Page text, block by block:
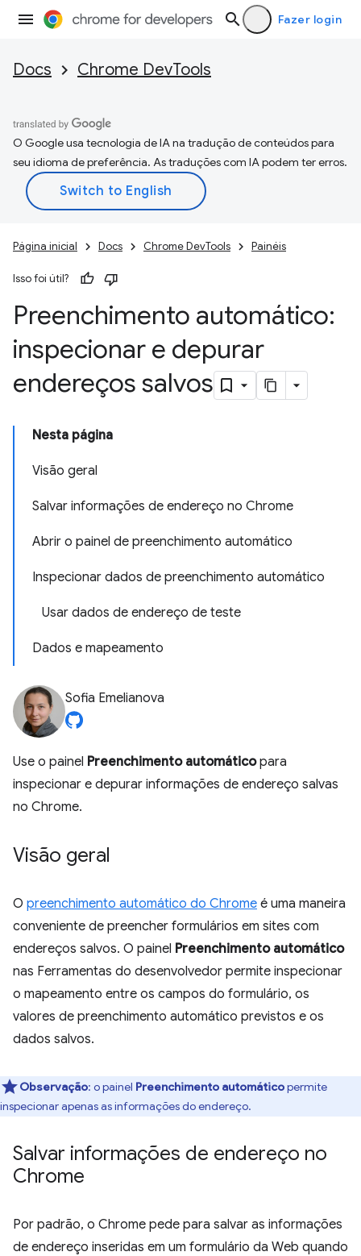
Fazer login
Docs Chrome DevTools
O Google usa tecnologia de IA na tradução de conteúdos para
seu idioma de preferência. As traduções com IA podem ter erros.
Página inicial Docs Chrome DevTools Painéis
Isso foi útil?
Preenchimento automático:
inspecionar e depurar
endereços salvos
Nesta página
Visão geral
Salvar informações de endereço no Chrome
Abrir o painel de preenchimento automático
Inspecionar dados de preenchimento automático
Usar dados de endereço de teste
Dados e mapeamento
Sofia Emelianova
Use o painel Preenchimento automáticopara
inspecionar e depurar informações de endereço salvas
no Chrome.
Visão geral
O preenchimento automático do Chrome é uma maneira
conveniente de preencher formulários em sites com
endereços salvos. O painel Preenchimento automático
nas Ferramentas do desenvolvedor permite inspecionar
o mapeamento entre os campos do formulário, os
valores de preenchimento automático previstos e os
dados salvos.
Observação: o painel Preenchimento automáticopermite
inspecionar apenas as informações do endereço.
Salvar informações de endereço no
Chrome
Por padrão, o Chrome pede para salvar as informações
de endereço inseridas em um formulário da Web quando